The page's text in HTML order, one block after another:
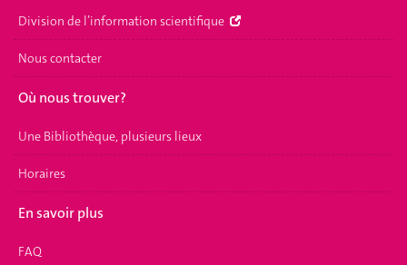
Division de l’information scientifique
Nous contacter
Où nous trouver?
Une Bibliothèque, plusieurs lieux
Horaires
En savoir plus
FAQ